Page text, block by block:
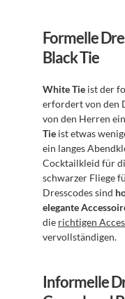
Formelle
Black Tie
White Tie ist der
erfordert von den
von den Herren
Tie ist etwas
ein langes
Cocktailkleid für
schwarzer Fliege
Dresscodes sind
elegante
die richtigen
vervollständigen.
Informelle